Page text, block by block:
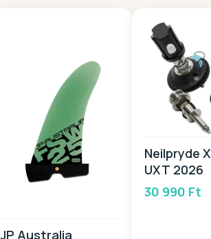
JP Australia
Neilpryde
UXT 2026
30 990 Ft